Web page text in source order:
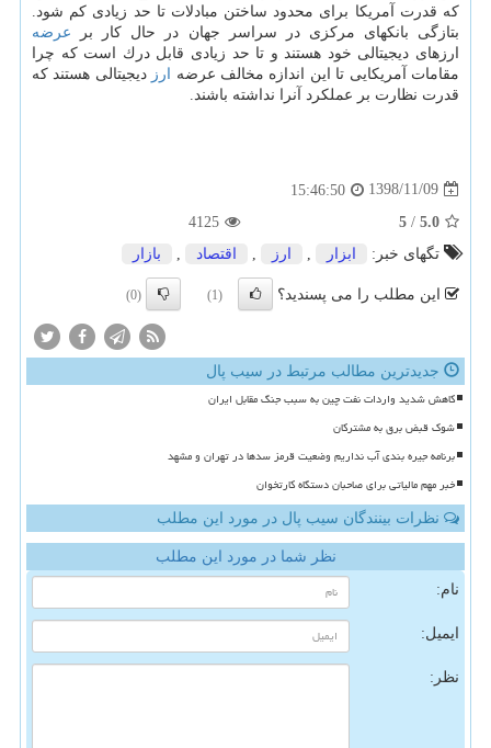
كه قدرت آمریكا برای محدود ساختن مبادلات تا حد زیادی كم شود.
بتازگی بانكهای مركزی در سراسر جهان در حال كار بر عرضه
ارزهای دیجیتالی خود هستند و تا حد زیادی قابل درك است كه چرا
مقامات آمریكایی تا این اندازه مخالف عرضه
ارز دیجیتالی هستند كه
قدرت نظارت بر عملكرد آنرا نداشته باشند.
1398/11/09
15:46:50
5.0
/
5
4125
تگهای خبر:
ابزار , ارز , اقتصاد , بازار
این مطلب را می پسندید؟ (1)
(0)
جدیدترین مطالب مرتبط در سیب پال
کاهش شدید واردات نفت چین به سبب جنگ مقابل ایران
شوک قبض برق به مشترکان
برنامه جیره بندی آب نداریم وضعیت قرمز سدها در تهران و مشهد
خبر مهم مالیاتی برای صاحبان دستگاه کارتخوان
نظرات بینندگان سیب پال در مورد این مطلب
نظر شما در مورد این مطلب
نام:
ایمیل:
نظر: